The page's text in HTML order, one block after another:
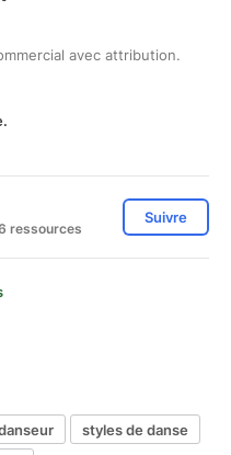
avec attribution.
ressources
Suivre
styles de danse